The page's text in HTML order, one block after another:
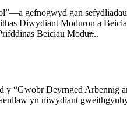
gefnogwyd gan
Diwydiant Moduron a
Beiciau Modur̶...
“Gwobr Deyrnged Arbennig
yn niwydiant